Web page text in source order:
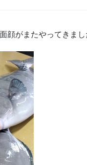
顔がまたやってきまし